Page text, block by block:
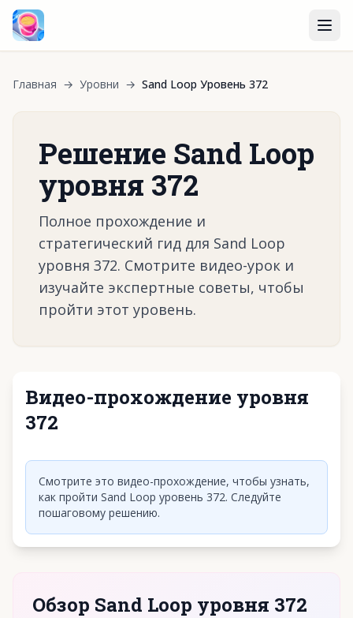
Главная → Уровни → Sand Loop Уровень 372
Решение Sand Loop
уровня 372
Полное прохождение и
стратегический гид для Sand Loop
уровня 372. Смотрите видео-урок и
изучайте экспертные советы, чтобы
пройти этот уровень.
Видео-прохождение уровня
372
Смотрите это видео-прохождение, чтобы узнать,
как пройти Sand Loop уровень 372. Следуйте
пошаговому решению.
Обзор Sand Loop уровня 372